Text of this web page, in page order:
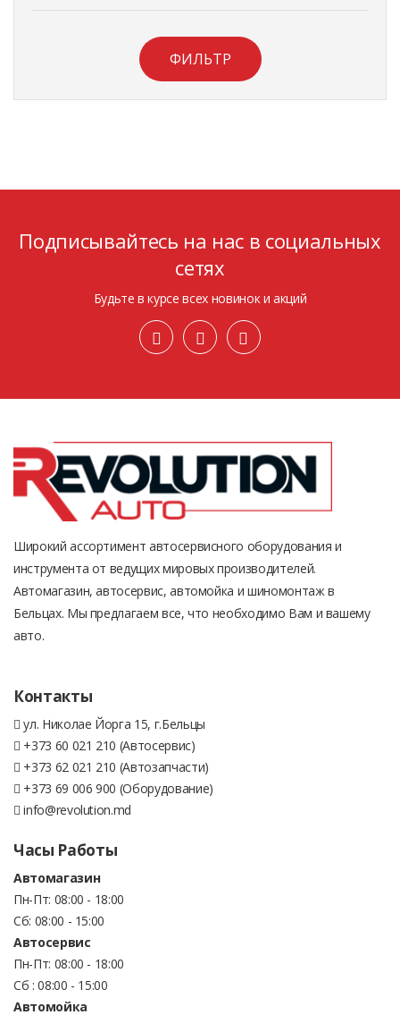
ФИЛЬТР
Подписывайтесь на нас в социальных
сетях
Будьте в курсе всех новинок и акций
Широкий ассортимент автосервисного оборудования и
инструмента от ведущих мировых производителей.
Автомагазин, автосервис, автомойка и шиномонтаж в
Бельцах. Мы предлагаем все, что необходимо Вам и вашему
авто.
Контакты
ул. Николае Йорга 15, г.Бельцы
+373 60 021 210 (Автосервис)
+373 62 021 210 (Автозапчасти)
+373 69 006 900 (Оборудование)
info@revolution.md
Часы Работы
Автомагазин
Пн-Пт: 08:00 - 18:00
Сб: 08:00 - 15:00
Автосервис
Пн-Пт: 08:00 - 18:00
Сб : 08:00 - 15:00
Автомойка